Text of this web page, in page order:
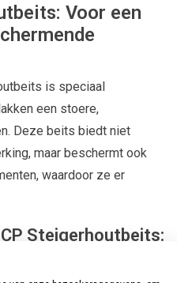
Voor een
is speciaal
een stoere,
Deze beits biedt niet
maar beschermt ook
waardoor ze er
Steigerhoutbeits: